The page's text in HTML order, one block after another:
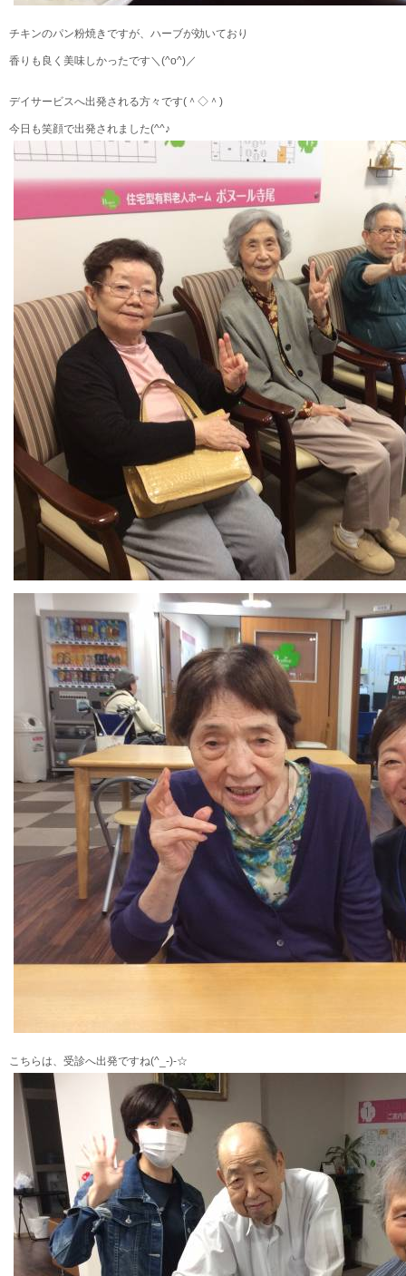
チキンのパン粉焼きですが、ハーブが効いており
香りも良く美味しかったです＼(^o^)／
デイサービスへ出発される方々です(＾◇＾)
今日も笑顔で出発されました(^^♪
こちらは、受診へ出発ですね(^_-)-☆